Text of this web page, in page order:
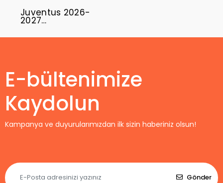
Juventus 2026-
2027
Maç Forması
E-bültenimize
Kaydolun
Kampanya ve duyurularımızdan ilk sizin haberiniz olsun!
Gönder